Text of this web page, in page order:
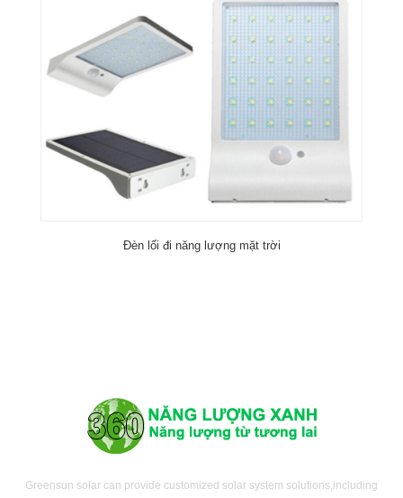
Đèn lối đi năng lượng mặt trời
Greensun solar can provide customized solar system solutions,including